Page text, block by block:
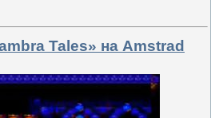
Tales» на Amstrad